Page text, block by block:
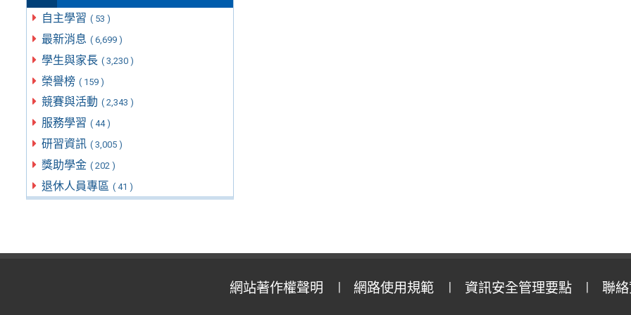
自主學習 ( 53 )
最新消息 ( 6,699 )
學生與家長 ( 3,230 )
榮譽榜 ( 159 )
競賽與活動 ( 2,343 )
服務學習 ( 44 )
研習資訊 ( 3,005 )
獎助學金 ( 202 )
退休人員專區 ( 41 )
網站著作權聲明 網路使用規範 資訊安全管理要點 聯